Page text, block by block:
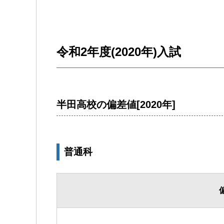
令和2年度(2020年)入試
半田高校の偏差値[2020年]
普通科